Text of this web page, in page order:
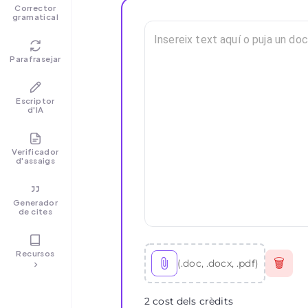
Corrector
gramatical
Parafrasejar
Escriptor
d'IA
Verificador
d'assaigs
Generador
de cites
Recursos
(.doc, .docx, .pdf) 🗑
2 cost dels crèdits